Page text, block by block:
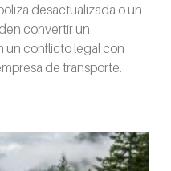
desactualizada o un
convertir un
un conflicto legal con
de transporte.